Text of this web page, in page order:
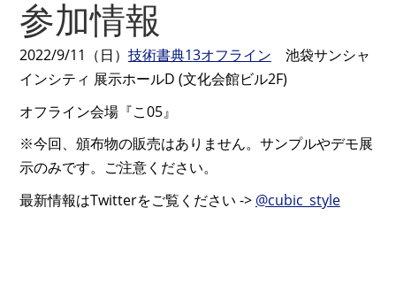
参加情報
2022/9/11（日） 技術書典13オフライン 池袋サンシャ
インシティ 展示ホールD (文化会館ビル2F)
オフライン会場『こ05』
※今回、頒布物の販売はありません。サンプルやデモ展
示のみです。ご注意ください。
最新情報はTwitterをご覧ください -> @cubic_style